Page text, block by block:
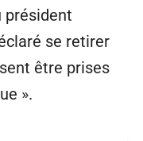
président
se retirer
être prises
».